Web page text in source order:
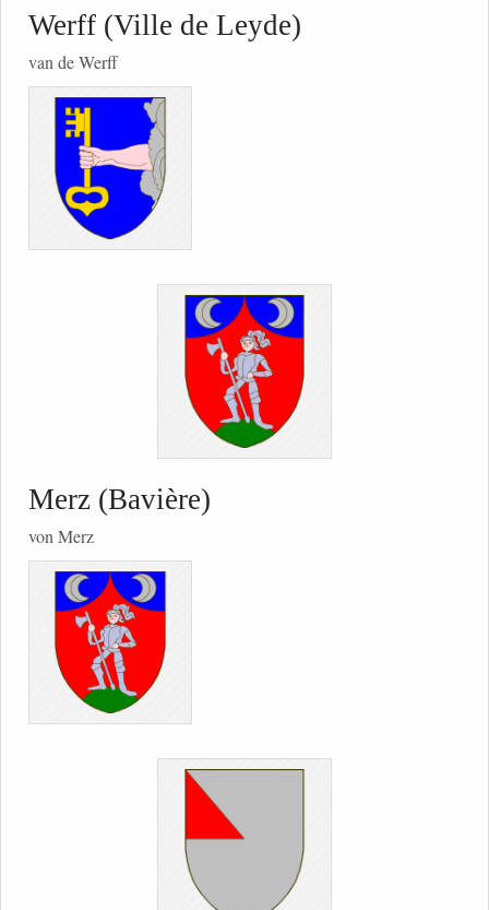
Werff (Ville de Leyde)
van de Werff
Merz (Bavière)
von Merz